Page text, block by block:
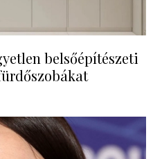
belsőépítészeti